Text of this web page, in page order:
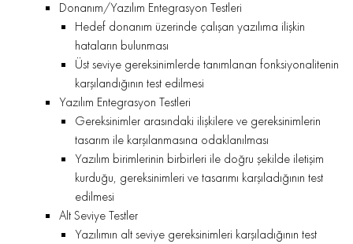
Donanım/Yazılım Entegrasyon Testleri
Hedef donanım üzerinde çalışan yazılıma ilişkin
hataların bulunması
Üst seviye gereksinimlerde tanımlanan fonksiyonalitenin
karşılandığının test edilmesi
Yazılım Entegrasyon Testleri
Gereksinimler arasındaki ilişkilere ve gereksinimlerin
tasarım ile karşılanmasına odaklanılması
Yazılım birimlerinin birbirleri ile doğru şekilde iletişim
kurduğu, gereksinimleri ve tasarımı karşıladığının test
edilmesi
Alt Seviye Testler
Yazılımın alt seviye gereksinimleri karşıladığının test